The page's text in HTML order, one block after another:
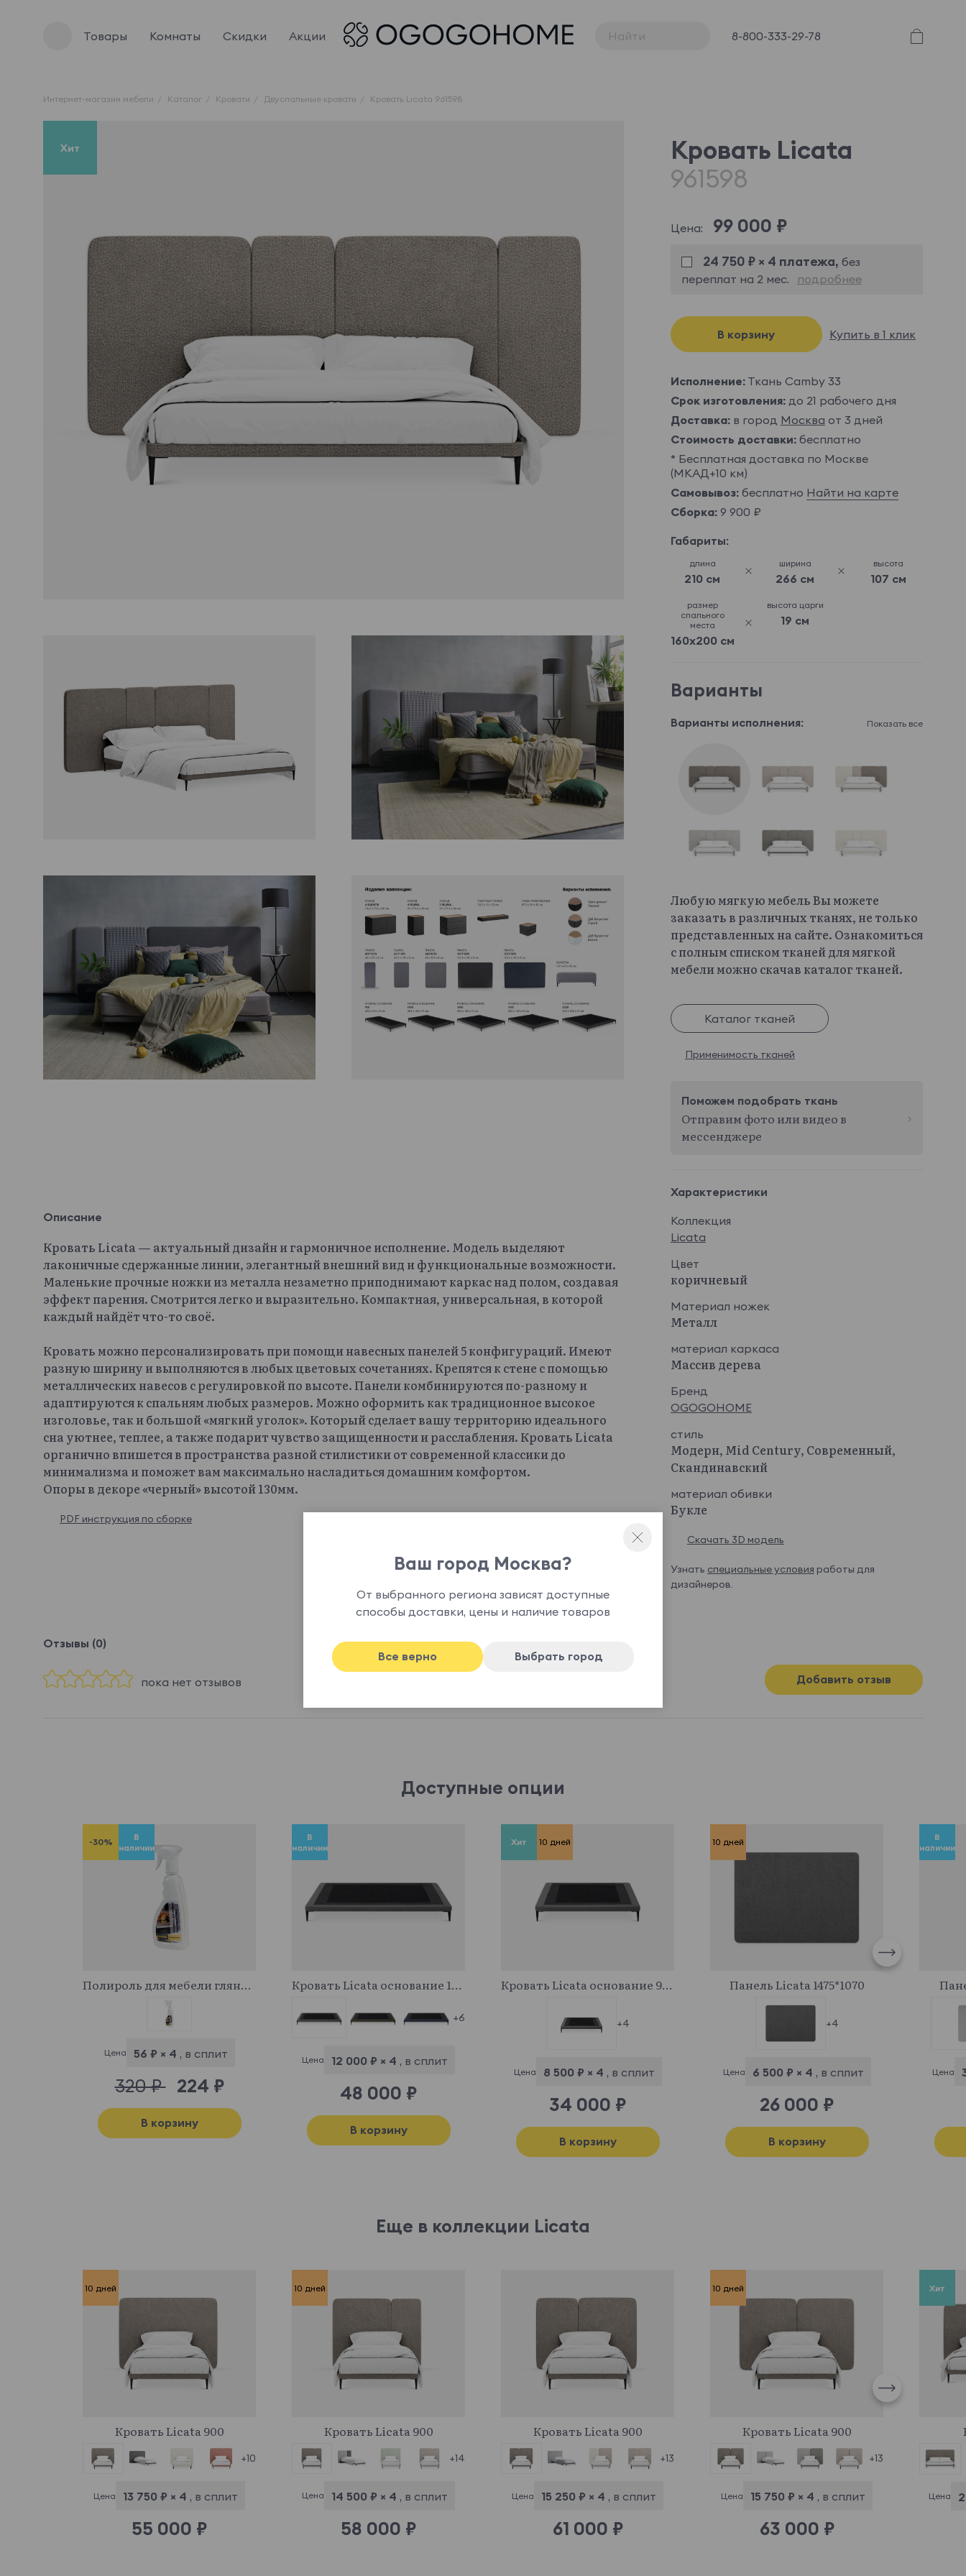
Товары Комнаты Скидки Акции 8-800-333-29-78
Интернет-магазин мебели Каталог Кровати Двуспальные кровати Кровать Licata 961598
Хит
Кровать Licata
961598
Цена: 99 000 ₽
24 750 ₽ × 4 платежа, без
переплат на 2 мес.
подробнее
В корзину Купить в 1 клик
Исполнение:Ткань Camby 33
Срок изготовления:до 21 рабочего дня
Доставка:в город Москва от 3 дней
Стоимость доставки: бесплатно
* Бесплатная доставка по Москве
(МКАД+10 км)
Самовывоз:бесплатно Найти на карте
Сборка:9 900 ₽
Габариты:
длина
210 см
ширина
266 см
высота
107 см
размер
спального
места
160x200 см
высота царги
19 см
Варианты
Варианты исполнения: Показать все
Любую мягкую мебель Вы можете
заказать в различных тканях, не только
представленных на сайте. Ознакомиться
с полным списком тканей для мягкой
мебели можно скачав каталог тканей.
Каталог тканей
Применимость тканей
Поможем подобрать ткань
Отправим фото или видео в
мессенджере
Характеристики
Коллекция
Licata
Цвет
коричневый
Материал ножек
Металл
материал каркаса
Массив дерева
Бренд
OGOGOHOME
стиль
Модерн, Mid Century, Современный,
Скандинавский
материал обивки
Букле
Скачать 3D модель
Узнать специальные условия работы для
дизайнеров.
Описание
Кровать Licata — актуальный дизайн и гармоничное исполнение. Модель выделяют
лаконичные сдержанные линии, элегантный внешний вид и функциональные возможности.
Маленькие прочные ножки из металла незаметно приподнимают каркас над полом, создавая
эффект парения. Смотрится легко и выразительно. Компактная, универсальная, в которой
каждый найдёт что-то своё.
Кровать можно персонализировать при помощи навесных панелей 5 конфигураций. Имеют
разную ширину и выполняются в любых цветовых сочетаниях. Крепятся к стене с помощью
металлических навесов с регулировкой по высоте. Панели комбинируются по-разному и
адаптируются к спальням любых размеров. Можно оформить как традиционное высокое
изголовье, так и большой «мягкий уголок». Который сделает вашу территорию идеального
сна уютнее, теплее, а также подарит чувство защищенности и расслабления. Кровать Licata
органично впишется в пространства разной стилистики от современной классики до
минимализма и поможет вам максимально насладиться домашним комфортом.
Опоры в декоре «черный» высотой 130мм.
PDF инструкция по сборке
Отзывы (0)
пока нет отзывов Добавить отзыв
Доступные опции
-30%
В
наличии
Полироль для мебели глянцевый
Цена 56 ₽ × 4 , в сплит
320 ₽ 224 ₽
В корзину
В
наличии
Кровать Licata основание 1600
+6
Цена 12 000 ₽ × 4 , в сплит
48 000 ₽
В корзину
Хит 10 дней
Кровать Licata основание 900
+4
Цена 8 500 ₽ × 4 , в сплит
34 000 ₽
В корзину
10 дней
Панель Licata 1475*1070
+4
Цена 6 500 ₽ × 4 , в сплит
26 000 ₽
В корзину
В
наличии
Цена
Еще в коллекции Licata
10 дней
Кровать Licata 900
+10
Цена 13 750 ₽ × 4 , в сплит
55 000 ₽
10 дней
Кровать Licata 900
+14
Цена 14 500 ₽ × 4 , в сплит
58 000 ₽
Кровать Licata 900
+13
Цена 15 250 ₽ × 4 , в сплит
61 000 ₽
10 дней
Кровать Licata 900
+13
Цена 15 750 ₽ × 4 , в сплит
63 000 ₽
Хит
Цена
Ваш город Москва?
От выбранного региона зависят доступные
способы доставки, цены и наличие товаров
Все верно Выбрать город